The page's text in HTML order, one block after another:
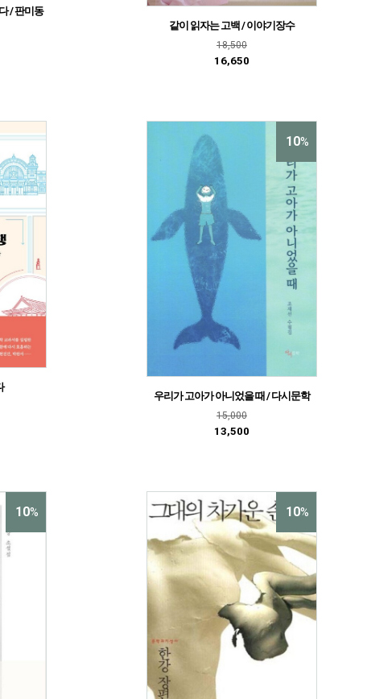
/ 판미동
같이 읽자는 고백 / 이야기장수
18,500
16,650
10%
우리가 고아가 아니었을 때 / 다시문학
15,000
13,500
10% 10%